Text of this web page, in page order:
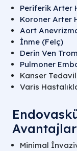
Periferik Arter
Koroner Arter
Aort
İnme (Felç)
Derin Ven
Pulmoner
Kanser
Varis
Minimal